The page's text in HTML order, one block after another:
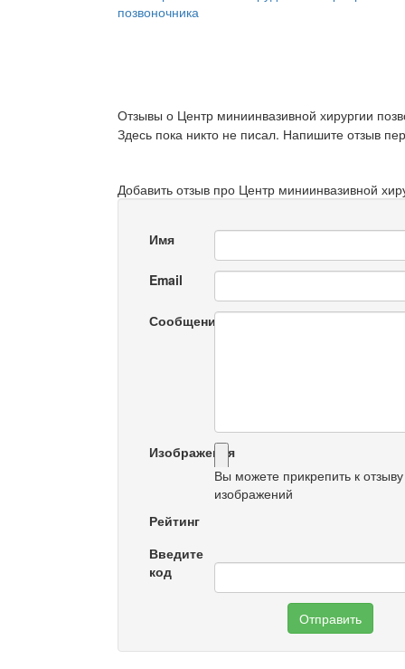
позвоночника
Отзывы о Центр миниинвазивной хирургии
Здесь пока никто не писал. Напишите отзыв
Добавить отзыв про Центр миниинвазивной
Имя
Email
Сообщение
Изображения
Вы можете прикрепить к
изображений
Рейтинг
Введите
код
Отправить